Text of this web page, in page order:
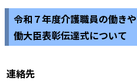
令和７年度介護職員の働き
働大臣表彰伝達式について
連絡先